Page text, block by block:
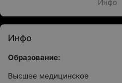
Инфо
Инфо
Образование:
Высшее медицинское